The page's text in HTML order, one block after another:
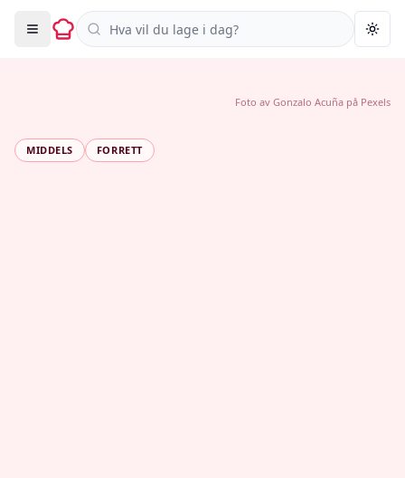
Søk i oppskrifter
MIDDELS FORRETT
Foto av Gonzalo Acuña på Pexels